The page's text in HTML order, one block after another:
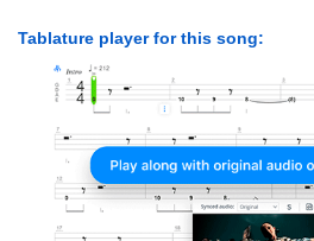
Tablature player for this song: